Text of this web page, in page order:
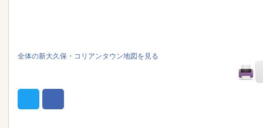
全体の新大久保・コリアンタウン地図を見る